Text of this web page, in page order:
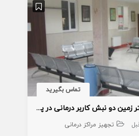
تماس بگیرید
مشارکت : ۳۶۰۰ متر زمین دو نبش کاربر درمانی در پاکدشت
تجهیز مراکز درمانی